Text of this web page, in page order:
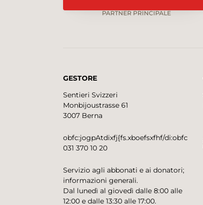
PARTNER PRINCIPALE
GESTORE
Sentieri Svizzeri
Monbijoustrasse 61
3007 Berna
obfc:jogpAtdixfj{fs.xboefsxfhf/di:obfc
031 370 10 20
Servizio agli abbonati e ai donatori;
informazioni generali.
Dal lunedì al giovedì dalle 8:00 alle
12:00 e dalle 13:30 alle 17:00.